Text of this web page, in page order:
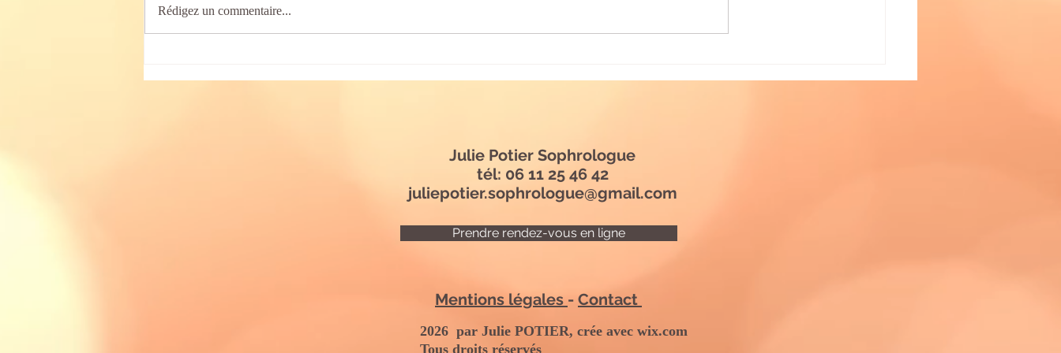
Rédigez un commentaire...
Julie Potier Sophrologue
tél: 06 11 25 46 42
juliepotier.sophrologue@gmail.com
Prendre rendez-vous en ligne
Mentions légales - Contact
2026 par Julie POTIER, crée avec wix.com
Tous droits réservés